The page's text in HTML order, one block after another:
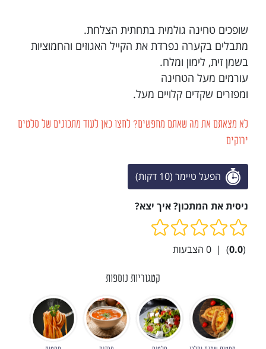
שופכים טחינה גולמית בתחתית הצלחת.
מתבלים בקערה נפרדת את הקייל האגוזים והחמוציות
בשמן זית, לימון ומלח.
עורמים מעל הטחינה
ומפזרים שקדים קלויים מעל.
לא מצאתם את מה שאתם מחפשים? לחצו כאן לעוד מתכונים של סלטים
ירוקים
הפעל טיימר (10 דקות)
ניסית את המתכון? איך יצא?
(
0.0
)
|
0 הצבעות
קטגוריות נוספות